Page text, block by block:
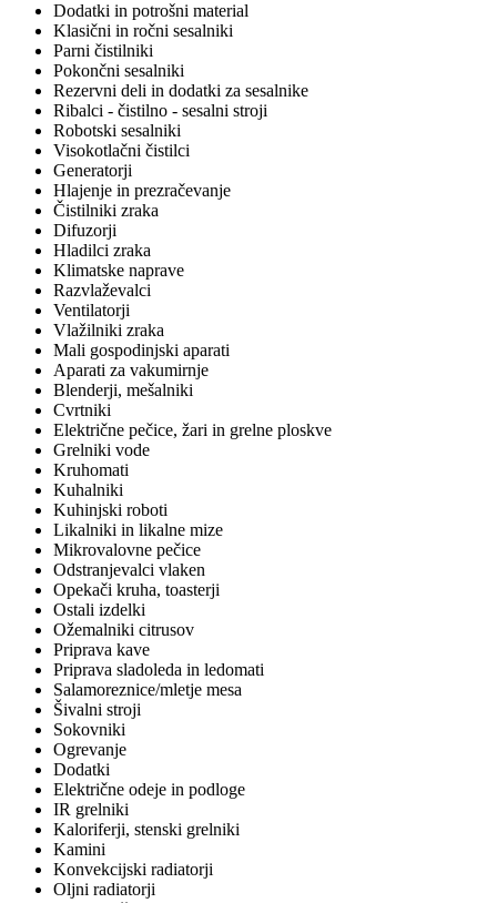
Dodatki in potrošni material
Klasični in ročni sesalniki
Parni čistilniki
Pokončni sesalniki
Rezervni deli in dodatki za sesalnike
Ribalci - čistilno - sesalni stroji
Robotski sesalniki
Visokotlačni čistilci
Generatorji
Hlajenje in prezračevanje
Čistilniki zraka
Difuzorji
Hladilci zraka
Klimatske naprave
Razvlaževalci
Ventilatorji
Vlažilniki zraka
Mali gospodinjski aparati
Aparati za vakumirnje
Blenderji, mešalniki
Cvrtniki
Električne pečice, žari in grelne ploskve
Grelniki vode
Kruhomati
Kuhalniki
Kuhinjski roboti
Likalniki in likalne mize
Mikrovalovne pečice
Odstranjevalci vlaken
Opekači kruha, toasterji
Ostali izdelki
Ožemalniki citrusov
Priprava kave
Priprava sladoleda in ledomati
Salamoreznice/mletje mesa
Šivalni stroji
Sokovniki
Ogrevanje
Dodatki
Električne odeje in podloge
IR grelniki
Kaloriferji, stenski grelniki
Kamini
Konvekcijski radiatorji
Oljni radiatorji